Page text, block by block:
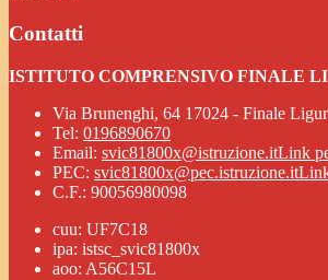
Contatti
ISTITUTO COMPRENSIVO FINALE
Via Brunenghi, 64 17024 - Finale
Tel: 0196890670
Email: svic81800x@istruzione.itLink
PEC: svic81800x@pec.istruzione.it
C.F.: 90056980098
cuu: UF7C18
ipa: istsc_svic81800x
aoo: A56C15L